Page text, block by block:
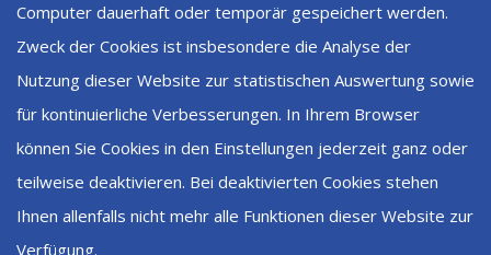
N2-35 Stickstoffgenerator für LC/MS bis 75 l/min
CHF36'031.70
Computer dauerhaft oder temporär gespeichert werden.
Zweck der Cookies ist insbesondere die Analyse der
Nutzung dieser Website zur statistischen Auswertung sowie
für kontinuierliche Verbesserungen. In Ihrem Browser
können Sie Cookies in den Einstellungen jederzeit ganz oder
teilweise deaktivieren. Bei deaktivierten Cookies stehen
Ihnen allenfalls nicht mehr alle Funktionen dieser Website zur
Verfügung.